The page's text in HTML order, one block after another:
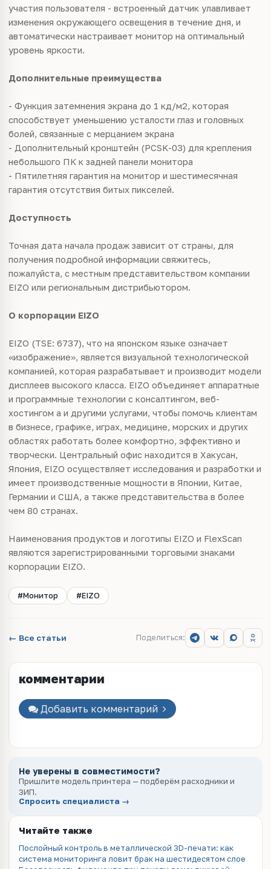
участия пользователя - встроенный датчик улавливает
изменения окружающего освещения в течение дня, и
автоматически настраивает монитор на оптимальный
уровень яркости.
Дополнительные преимущества
- Функция затемнения экрана до 1 кд/м2, которая
способствует уменьшению усталости глаз и головных
болей, связанные с мерцанием экрана
- Дополнительный кронштейн (PCSK-03) для крепления
небольшого ПК к задней панели монитора
- Пятилетняя гарантия на монитор и шестимесячная
гарантия отсутствия битых пикселей.
Доступность
Точная дата начала продаж зависит от страны, для
получения подробной информации свяжитесь,
пожалуйста, с местным представительством компании
EIZO или региональным дистрибьютором.
О корпорации EIZO
EIZO (TSE: 6737), что на японском языке означает
«изображение», является визуальной технологической
компанией, которая разрабатывает и производит модели
дисплеев высокого класса. EIZO объединяет аппаратные
и программные технологии с консалтингом, веб-
хостингом а и другими услугами, чтобы помочь клиентам
в бизнесе, графике, играх, медицине, морских и других
областях работать более комфортно, эффективно и
творчески. Центральный офис находится в Хакусан,
Япония, EIZO осуществляет исследования и разработки и
имеет производственные мощности в Японии, Китае,
Германии и США, а также представительства в более
чем 80 странах.
Наименования продуктов и логотипы EIZO и FlexScan
являются зарегистрированными торговыми знаками
корпорации EIZO.
#Монитор #EIZO
← Все статьи Поделиться:
комментарии
Добавить комментарий
Не уверены в совместимости?
Пришлите модель принтера — подберём расходники и
ЗИП.
Спросить специалиста →
Читайте также
Послойный контроль в металлической 3D-печати: как
система мониторинга ловит брак на шестидесятом слое